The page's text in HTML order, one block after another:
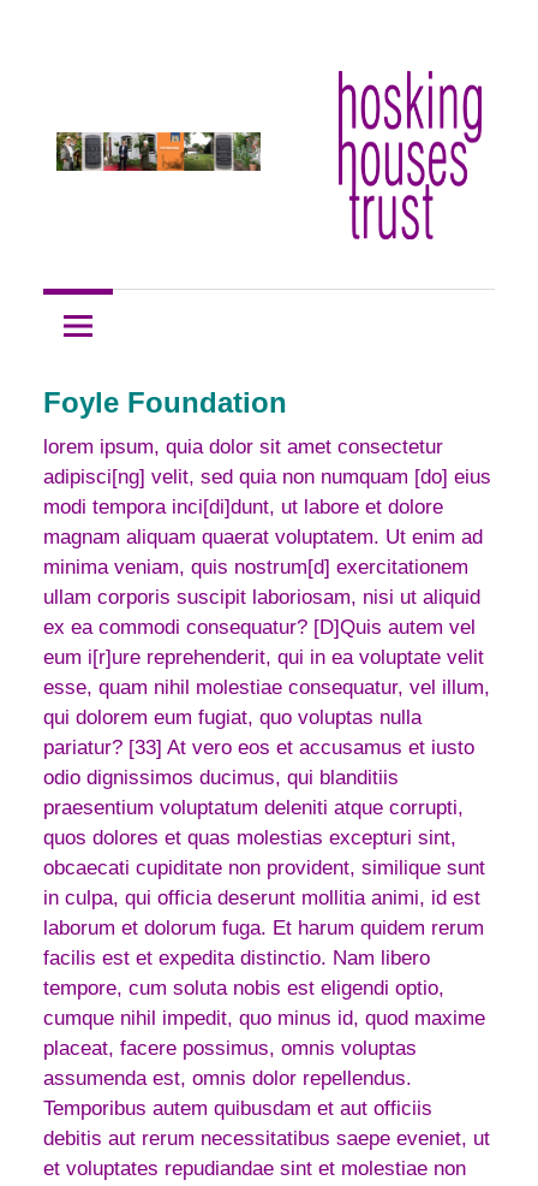
Houses
Trust
Foyle Foundation
lorem ipsum, quia dolor sit amet consectetur
adipisci[ng] velit, sed quia non numquam [do] eius
modi tempora inci[di]dunt, ut labore et dolore
magnam aliquam quaerat voluptatem. Ut enim ad
minima veniam, quis nostrum[d] exercitationem
ullam corporis suscipit laboriosam, nisi ut aliquid
ex ea commodi consequatur? [D]Quis autem vel
eum i[r]ure reprehenderit, qui in ea voluptate velit
esse, quam nihil molestiae consequatur, vel illum,
qui dolorem eum fugiat, quo voluptas nulla
pariatur? [33] At vero eos et accusamus et iusto
odio dignissimos ducimus, qui blanditiis
praesentium voluptatum deleniti atque corrupti,
quos dolores et quas molestias excepturi sint,
obcaecati cupiditate non provident, similique sunt
in culpa, qui officia deserunt mollitia animi, id est
laborum et dolorum fuga. Et harum quidem rerum
facilis est et expedita distinctio. Nam libero
tempore, cum soluta nobis est eligendi optio,
cumque nihil impedit, quo minus id, quod maxime
placeat, facere possimus, omnis voluptas
assumenda est, omnis dolor repellendus.
Temporibus autem quibusdam et aut officiis
debitis aut rerum necessitatibus saepe eveniet, ut
et voluptates repudiandae sint et molestiae non